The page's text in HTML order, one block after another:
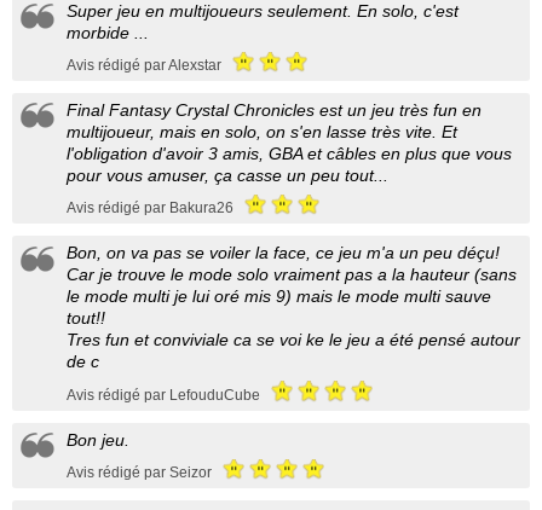
Super jeu en multijoueurs seulement. En solo, c'est
morbide ...
Avis rédigé par Alexstar
Final Fantasy Crystal Chronicles est un jeu très fun en
multijoueur, mais en solo, on s'en lasse très vite. Et
l'obligation d'avoir 3 amis, GBA et câbles en plus que vous
pour vous amuser, ça casse un peu tout...
Avis rédigé par Bakura26
Bon, on va pas se voiler la face, ce jeu m'a un peu déçu!
Car je trouve le mode solo vraiment pas a la hauteur (sans
le mode multi je lui oré mis 9) mais le mode multi sauve
tout!!
Tres fun et conviviale ca se voi ke le jeu a été pensé autour
de c
Avis rédigé par LefouduCube
Bon jeu.
Avis rédigé par Seizor